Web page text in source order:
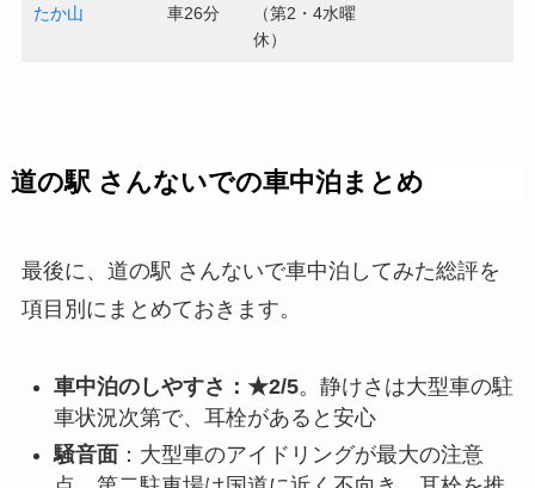
たか山
車26分
（第2・4水曜
休）
道の駅 さんないでの車中泊まとめ
最後に、道の駅 さんないで車中泊してみた総評を
項目別にまとめておきます。
車中泊のしやすさ：★2/5。静けさは大型車の駐
車状況次第で、耳栓があると安心
騒音面：大型車のアイドリングが最大の注意